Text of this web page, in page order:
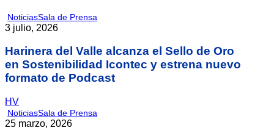
NoticiasSala de Prensa
3 julio, 2026
Harinera del Valle alcanza el Sello de Oro
en Sostenibilidad Icontec y estrena nuevo
formato de Podcast
HV
NoticiasSala de Prensa
25 marzo, 2026